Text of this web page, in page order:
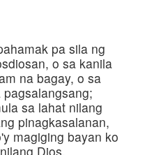
pa sila ng
o sa kanila
na bagay, o sa
sa lahat nilang
pinagkasalanan,
magiging bayan ko
Dios.